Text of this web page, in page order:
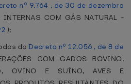
nº 9.764 , de 30 de dezembro
INTERNAS COM GÁS NATURAL -
);
do Decreto nº 12.056 , de 8 de
COM GADOS BOVINO,
OVINO E SUÍNO, AVES E